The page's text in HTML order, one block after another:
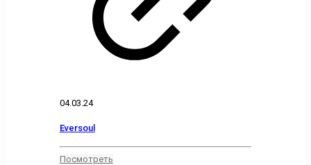
04.03.24
Eversoul
Посмотреть